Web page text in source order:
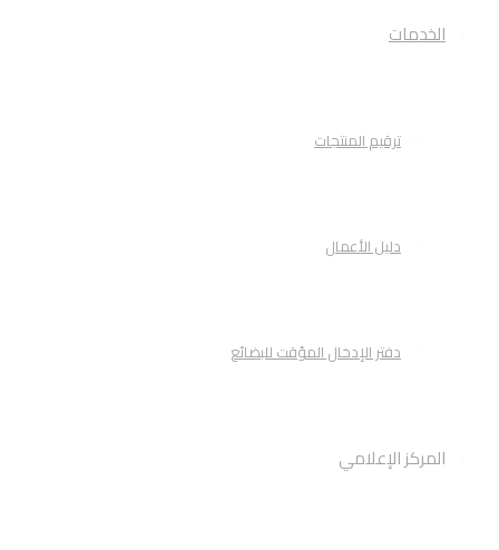
الخدمات
ترقيم المنتجات
دليل الأعمال
دفتر الإدخال المؤقت للبضائع
المركز الإعلامي